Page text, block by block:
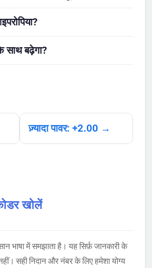
साथ बढ़ेगा?
ज़्यादा पावर: +2.00 →
खोलें
में समझाता है। यह सिर्फ़ जानकारी के
सही निदान और नंबर के लिए हमेशा योग्य